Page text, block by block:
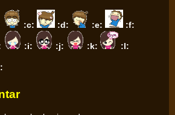
:c: :d: :e: :f:
:i: :j: :k: :l: